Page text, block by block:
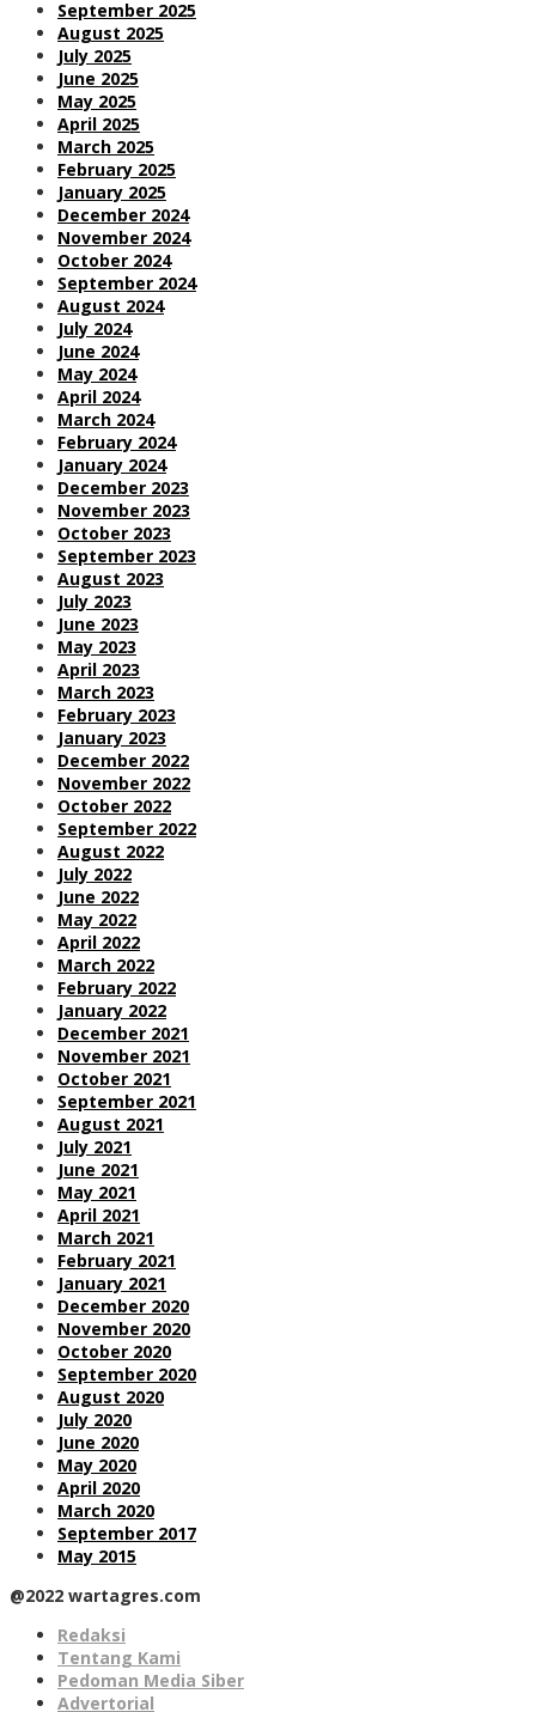
September 2025
August 2025
July 2025
June 2025
May 2025
April 2025
March 2025
February 2025
January 2025
December 2024
November 2024
October 2024
September 2024
August 2024
July 2024
June 2024
May 2024
April 2024
March 2024
February 2024
January 2024
December 2023
November 2023
October 2023
September 2023
August 2023
July 2023
June 2023
May 2023
April 2023
March 2023
February 2023
January 2023
December 2022
November 2022
October 2022
September 2022
August 2022
July 2022
June 2022
May 2022
April 2022
March 2022
February 2022
January 2022
December 2021
November 2021
October 2021
September 2021
August 2021
July 2021
June 2021
May 2021
April 2021
March 2021
February 2021
January 2021
December 2020
November 2020
October 2020
September 2020
August 2020
July 2020
June 2020
May 2020
April 2020
March 2020
September 2017
May 2015
@2022 wartagres.com
Redaksi
Tentang Kami
Pedoman Media Siber
Advertorial